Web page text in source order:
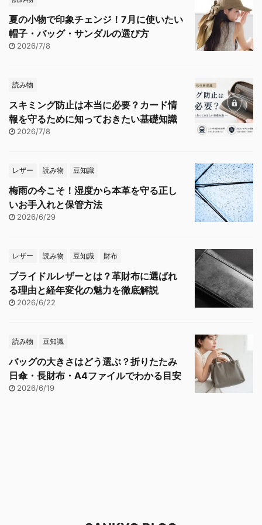
夏の小物で印象チェンジ！7月に使いたい
帽子・バッグ・サンダルの選び方
2026/7/8
読み物
スキミング防止は本当に必要？カード情
報を守るために知っておきたい基礎知識
2026/7/8
レザー 読み物 豆知識
梅雨の今こそ！湿度から本革を守る正し
いお手入れと保管方法
2026/6/29
レザー 読み物 豆知識 財布
ブライドルレザーとは？革財布に選ばれ
る理由と経年変化の魅力を徹底解説
2026/6/22
読み物 豆知識
バッグの大きさはどう選ぶ？折りたたみ
日傘・長財布・A4ファイルでわかる目安
2026/6/19